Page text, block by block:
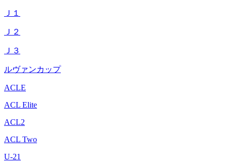
Ｊ１
Ｊ２
Ｊ３
ルヴァンカップ
ACLE
ACL Elite
ACL2
ACL Two
U-21